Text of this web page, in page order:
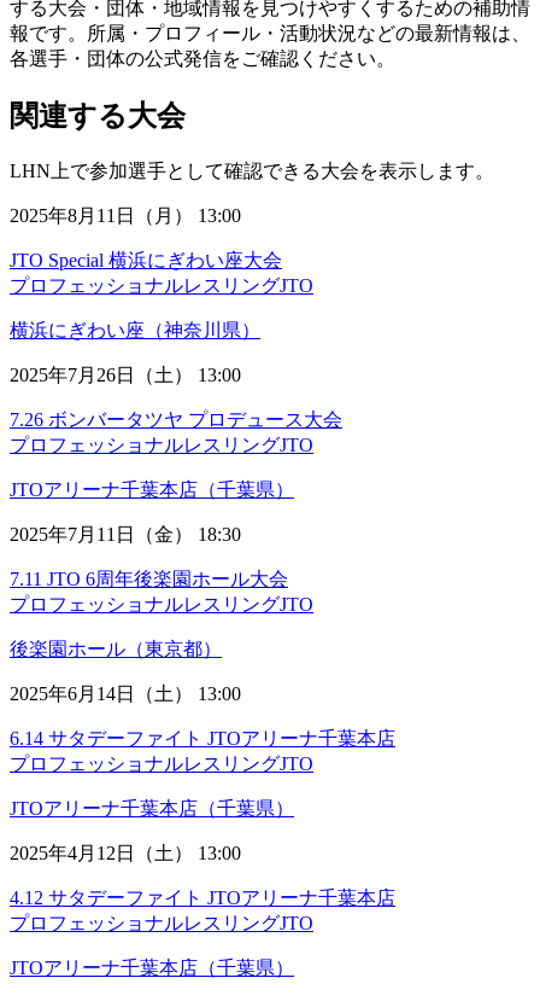
する大会・団体・地域情報を見つけやすくするための補助情
報です。所属・プロフィール・活動状況などの最新情報は、
各選手・団体の公式発信をご確認ください。
関連する大会
LHN上で参加選手として確認できる大会を表示します。
2025年8月11日（月） 13:00
JTO Special 横浜にぎわい座大会
プロフェッショナルレスリングJTO
横浜にぎわい座（神奈川県）
2025年7月26日（土） 13:00
7.26 ボンバータツヤ プロデュース大会
プロフェッショナルレスリングJTO
JTOアリーナ千葉本店（千葉県）
2025年7月11日（金） 18:30
7.11 JTO 6周年後楽園ホール大会
プロフェッショナルレスリングJTO
後楽園ホール（東京都）
2025年6月14日（土） 13:00
6.14 サタデーファイト JTOアリーナ千葉本店
プロフェッショナルレスリングJTO
JTOアリーナ千葉本店（千葉県）
2025年4月12日（土） 13:00
4.12 サタデーファイト JTOアリーナ千葉本店
プロフェッショナルレスリングJTO
JTOアリーナ千葉本店（千葉県）